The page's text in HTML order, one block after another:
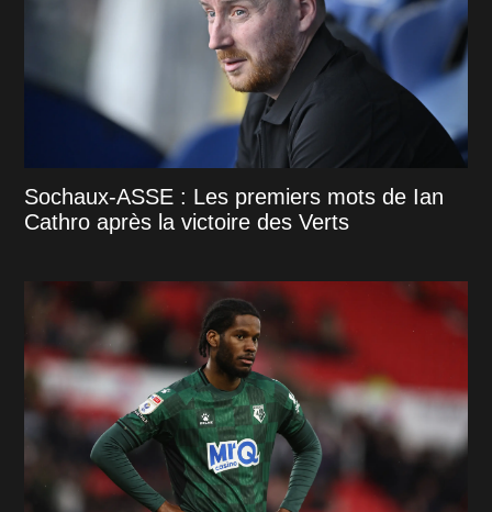
Sochaux-ASSE : Les premiers mots de Ian
Cathro après la victoire des Verts